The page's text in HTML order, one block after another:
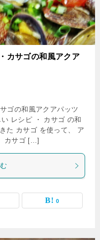
カサゴの和風アクア
ゴの和風アクアパッツ
レシピ ・ カサゴ の和
た カサゴ を使って、 ア
カサゴ […]
0